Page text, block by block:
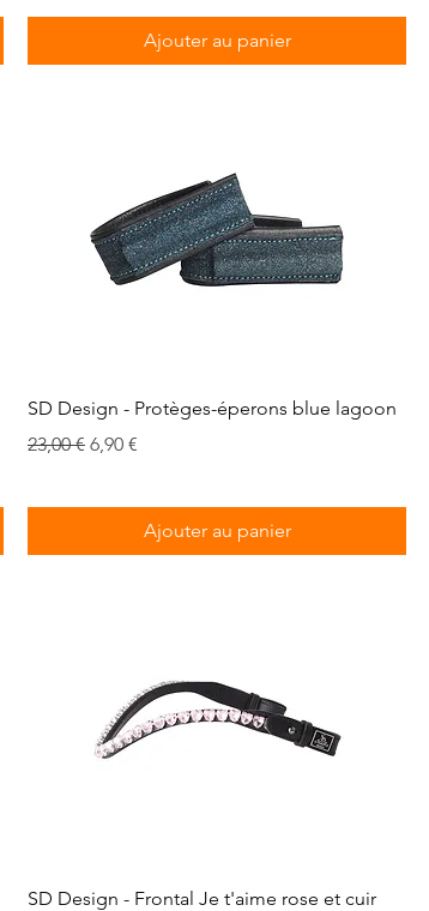
Ajouter au panier
Aperçu rapide
SD Design - Protèges-éperons blue lagoon
Prix original
23,00 € Prix promotionnel
6,90 €
Ajouter au panier
Aperçu rapide
SD Design - Frontal Je t'aime rose et cuir